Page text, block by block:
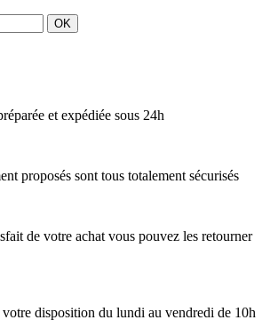
et expédiée sous 24h
proposés sont tous totalement sécurisés
de votre achat vous pouvez les retourner
disposition du lundi au vendredi de 10h